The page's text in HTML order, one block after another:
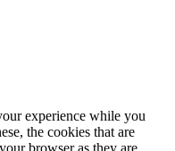
experience while you
the cookies that are